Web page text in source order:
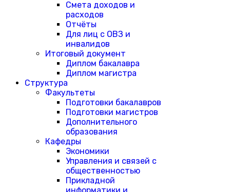
Смета доходов и
расходов
Отчёты
Для лиц с ОВЗ и
инвалидов
Итоговый документ
Диплом бакалавра
Диплом магистра
Структура
Факультеты
Подготовки бакалавров
Подготовки магистров
Дополнительного
образования
Кафедры
Экономики
Управления и связей с
общественностью
Прикладной